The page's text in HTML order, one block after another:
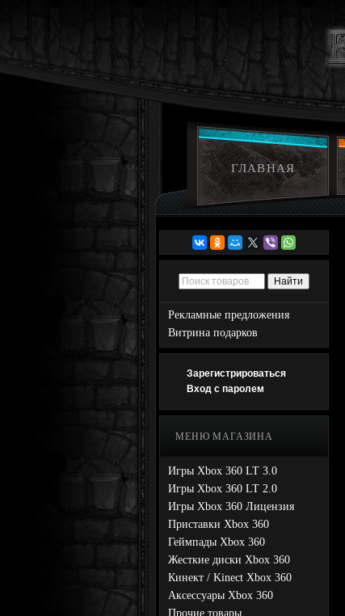
ГЛАВНАЯ
Рекламные предложения
Витрина подарков
Зарегистрироваться
Вход с паролем
МЕНЮ МАГАЗИНА
Игры Xbox 360 LT 3.0
Игры Xbox 360 LT 2.0
Игры Xbox 360 Лицензия
Приставки Xbox 360
Геймпады Xbox 360
Жесткие диски Xbox 360
Кинект / Kinect Xbox 360
Аксессуары Xbox 360
Прочие товары